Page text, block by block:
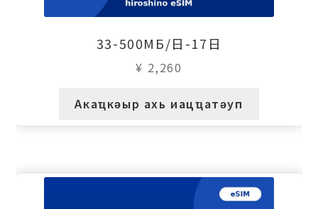
33-500МБ/日-17日
¥ 2,260
Акаҵкәыр ахь иацҵатәуп